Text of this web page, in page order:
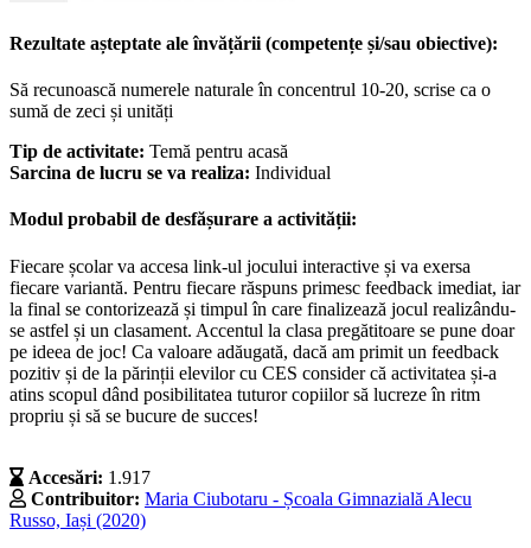
Rezultate așteptate ale învățării (competențe și/sau obiective):
Să recunoască numerele naturale în concentrul 10-20, scrise ca o
sumă de zeci și unități
Tip de activitate: Temă pentru acasă
Sarcina de lucru se va realiza: Individual
Modul probabil de desfășurare a activității:
Fiecare școlar va accesa link-ul jocului interactive și va exersa
fiecare variantă. Pentru fiecare răspuns primesc feedback imediat, iar
la final se contorizează și timpul în care finalizează jocul realizându-
se astfel și un clasament. Accentul la clasa pregătitoare se pune doar
pe ideea de joc! Ca valoare adăugată, dacă am primit un feedback
pozitiv și de la părinții elevilor cu CES consider că activitatea și-a
atins scopul dând posibilitatea tuturor copiilor să lucreze în ritm
propriu și să se bucure de succes!
Accesări: 1.917
Contribuitor: Maria Ciubotaru - Școala Gimnazială Alecu
Russo, Iași (2020)